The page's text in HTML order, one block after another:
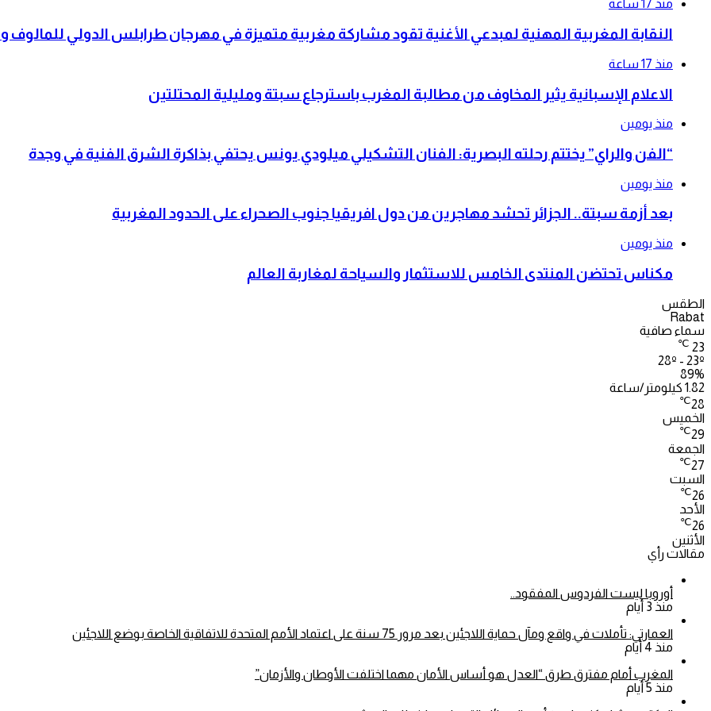
منذ 17 ساعة
النقابة المغربية المهنية لمبدعي الأغنية تقود مشاركة مغربية متميزة في مهرجان طرابلس الدولي
منذ 17 ساعة
الاعلام الإسبانية يثير المخاوف من مطالبة المغرب باسترجاع سبتة ومليلية المحتلتين
منذ يومين
“الفن والراي” يختتم رحلته البصرية: الفنان التشكيلي ميلودي يونس يحتفي بذاكرة الشرق الفنية في وجدة
منذ يومين
بعد أزمة سبتة.. الجزائر تحشد مهاجرين من دول افريقيا جنوب الصحراء على الحدود المغربية
منذ يومين
مكناس تحتضن المنتدى الخامس للاستثمار والسياحة لمغاربة العالم
الطقس
Rabat
سماء صافية
23
℃
28º - 23º
89%
1.82 كيلومتر/ساعة
28
℃
الخميس
29
℃
الجمعة
27
℃
السبت
26
℃
الأحد
26
℃
الأثنين
مقالات رأي
أوروبا ليست الفردوس المفقود..
منذ 3 أيام
العمارتي: تأملات في واقع ومآل حماية اللاجئين بعد مرور 75 سنة على اعتماد الأمم المتحدة للاتفاقية الخاصة بوضع اللاجئين
منذ 4 أيام
المغرب أمام مفترق طرق “العدل هو أساس الأمان مهما اختلفت الأوطان والأزمان”
منذ 5 أيام